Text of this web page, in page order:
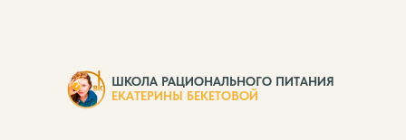
ШКОЛА РАЦИОНАЛЬНОГО ПИТАНИЯ
ЕКАТЕРИНЫ БЕКЕТОВОЙ